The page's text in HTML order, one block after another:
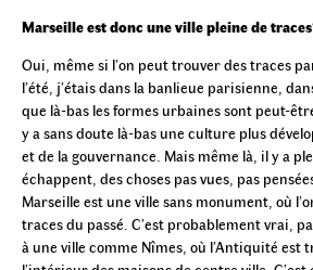
Marseille est donc une ville pleine de
Oui, même si l’on peut trouver des traces
l’été, j’étais dans la banlieue parisienne,
que là-bas les formes urbaines sont peut-
y a sans doute là-bas une culture plus
et de la gouvernance. Mais même là, il y a
échappent, des choses pas vues, pas
Marseille est une ville sans monument, où
traces du passé. C’est probablement vrai,
à une ville comme Nîmes, où l’Antiquité est